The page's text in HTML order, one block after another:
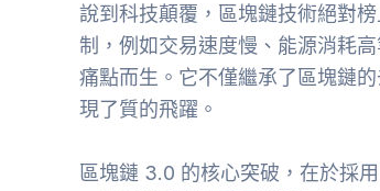
說到科技顛覆，區塊鏈技術絕對
制，例如交易速度慢、能源消耗
痛點而生。它不僅繼承了區塊鏈
現了質的飛躍。
區塊鏈 3.0 的核心突破，在於採